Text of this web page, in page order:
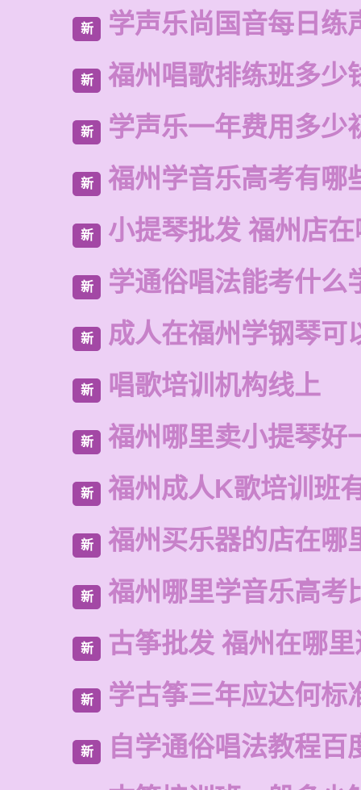
新 学声乐尚国音每日练
新 福州唱歌排练班多少
新 学声乐一年费用多少
新 福州学音乐高考有哪
新 小提琴批发 福州店
新 学通俗唱法能考什么
新 成人在福州学钢琴可
新 唱歌培训机构线上
新 福州哪里卖小提琴好
新 福州成人K歌培训班
新 福州买乐器的店在哪
新 福州哪里学音乐高考
新 古筝批发 福州在哪
新 学古筝三年应达何标
新 自学通俗唱法教程百